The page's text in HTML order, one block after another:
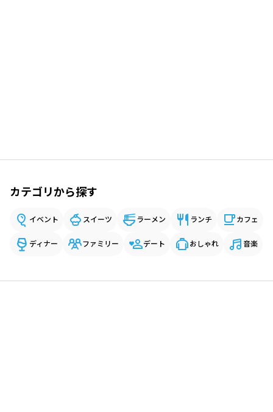
カテゴリから探す
イベント スイーツ ラーメン ランチ カフェ
ディナー ファミリー デート おしゃれ 音楽